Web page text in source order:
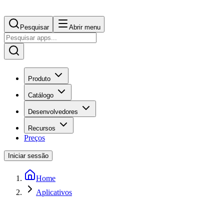
Pesquisar Abrir menu
Produto
Catálogo
Desenvolvedores
Recursos
Preços
Iniciar sessão
Home
Aplicativos